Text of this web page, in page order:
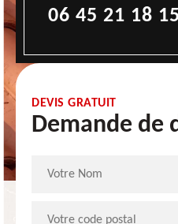
06 45 21 18 15
DEVIS GRATUIT
Demande de